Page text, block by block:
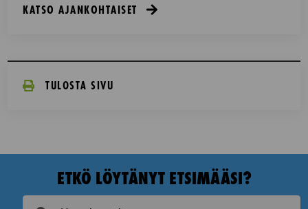
KATSO AJANKOHTAISET
TULOSTA SIVU
ETKÖ LÖYTÄNYT ETSIMÄÄSI?